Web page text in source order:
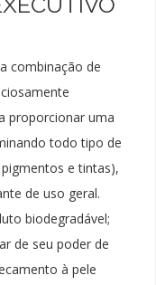
combinação de
proporcionar uma
todo tipo de
e tintas),
de uso geral.
biodegradável;
de seu poder de
à pele